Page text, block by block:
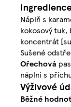
Náplň s
kokosový
koncentrát
Sušené
Ořechová
náplni s
Výživové
Běžné